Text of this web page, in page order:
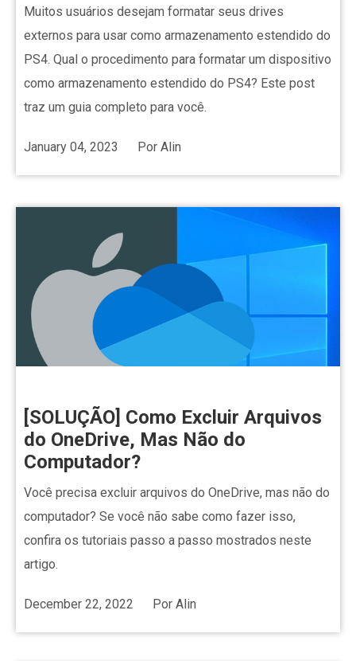
Muitos usuários desejam formatar seus drives
externos para usar como armazenamento estendido do
PS4. Qual o procedimento para formatar um dispositivo
como armazenamento estendido do PS4? Este post
traz um guia completo para você.
January 04, 2023 Por Alin
[SOLUÇÃO] Como Excluir Arquivos
do OneDrive, Mas Não do
Computador?
Você precisa excluir arquivos do OneDrive, mas não do
computador? Se você não sabe como fazer isso,
confira os tutoriais passo a passo mostrados neste
artigo.
December 22, 2022 Por Alin